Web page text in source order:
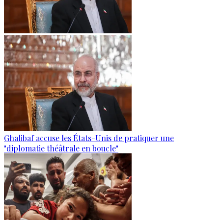
Ghalibaf accuse les États-Unis de pratiquer une
"diplomatie théâtrale en boucle"